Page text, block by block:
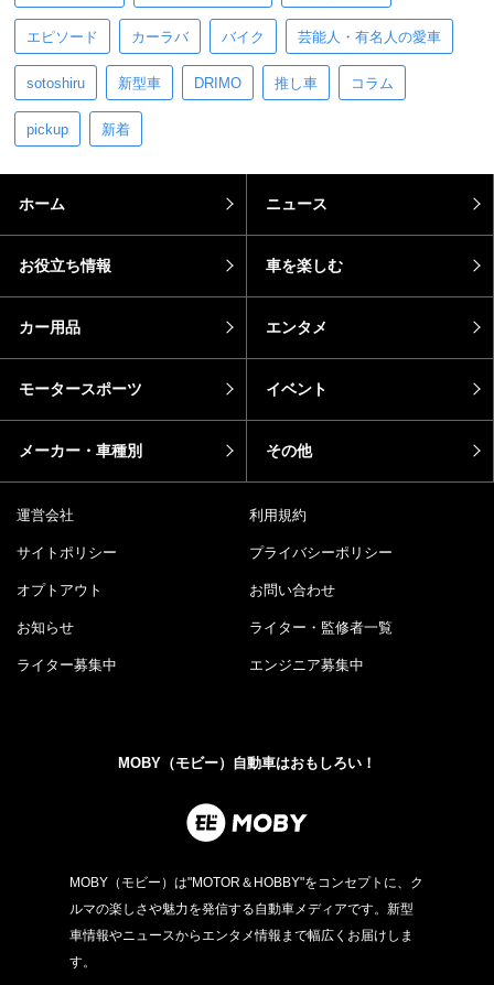
エピソード カーラバ バイク 芸能人・有名人の愛車
sotoshiru 新型車 DRIMO 推し車 コラム
pickup 新着
ホーム ニュース
お役立ち情報 車を楽しむ
カー用品 エンタメ
モータースポーツ イベント
メーカー・車種別 その他
運営会社 利用規約
サイトポリシー プライバシーポリシー
オプトアウト お問い合わせ
お知らせ ライター・監修者一覧
ライター募集中 エンジニア募集中
MOBY（モビー）自動車はおもしろい！
MOBY（モビー）は"MOTOR＆HOBBY"をコンセプトに、ク
ルマの楽しさや魅力を発信する自動車メディアです。新型
車情報やニュースからエンタメ情報まで幅広くお届けしま
す。